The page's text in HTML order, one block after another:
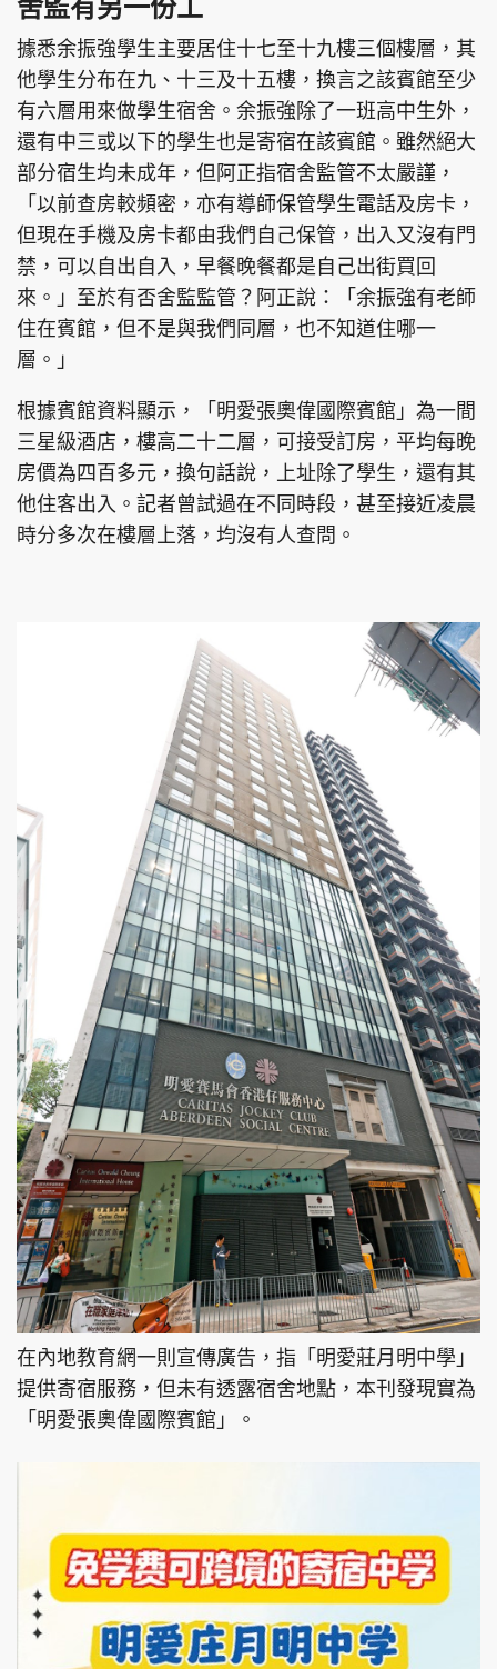
舍監有另一份工
據悉余振強學生主要居住十七至十九樓三個樓層，其
他學生分布在九、十三及十五樓，換言之該賓館至少
有六層用來做學生宿舍。余振強除了一班高中生外，
還有中三或以下的學生也是寄宿在該賓館。雖然絕大
部分宿生均未成年，但阿正指宿舍監管不太嚴謹，
「以前查房較頻密，亦有導師保管學生電話及房卡，
但現在手機及房卡都由我們自己保管，出入又沒有門
禁，可以自出自入，早餐晚餐都是自己出街買回
來。」至於有否舍監監管？阿正說：「余振強有老師
住在賓館，但不是與我們同層，也不知道住哪一
層。」
根據賓館資料顯示，「明愛張奧偉國際賓館」為一間
三星級酒店，樓高二十二層，可接受訂房，平均每晚
房價為四百多元，換句話說，上址除了學生，還有其
他住客出入。記者曾試過在不同時段，甚至接近凌晨
時分多次在樓層上落，均沒有人查問。
在內地教育網一則宣傳廣告，指「明愛莊月明中學」
提供寄宿服務，但未有透露宿舍地點，本刊發現實為
「明愛張奧偉國際賓館」。